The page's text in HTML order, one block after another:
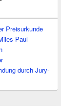
Preisurkunde
Paul
durch Jury-